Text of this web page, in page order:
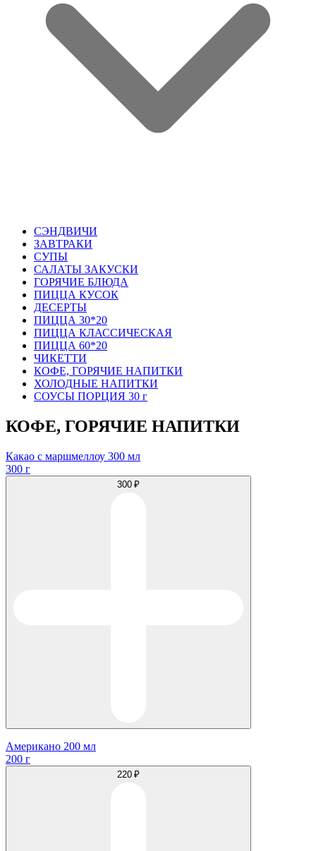
СЭНДВИЧИ
ЗАВТРАКИ
СУПЫ
САЛАТЫ ЗАКУСКИ
ГОРЯЧИЕ БЛЮДА
ПИЦЦА КУСОК
ДЕСЕРТЫ
ПИЦЦА 30*20
ПИЦЦА КЛАССИЧЕСКАЯ
ПИЦЦА 60*20
ЧИКЕТТИ
КОФЕ, ГОРЯЧИЕ НАПИТКИ
ХОЛОДНЫЕ НАПИТКИ
СОУСЫ ПОРЦИЯ 30 г
КОФЕ, ГОРЯЧИЕ НАПИТКИ
Какао с маршмеллоу 300 мл
300 г
300 ₽
Американо 200 мл
200 г
220 ₽